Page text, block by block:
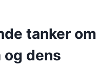
tanker om
dens